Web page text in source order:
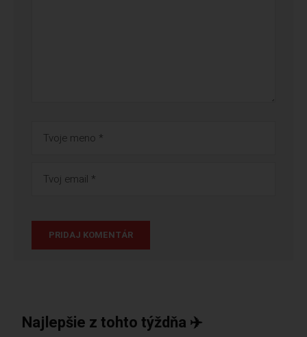
Najlepšie z tohto týždňa ✈️